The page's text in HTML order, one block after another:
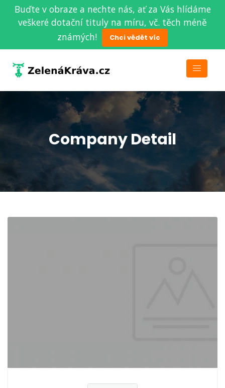
Buďte v obraze a nechte nás, ať za Vás hlídáme
veškeré dotační tituly na míru, vč. těch méně
známých!
Chci vědět víc
Company Detail